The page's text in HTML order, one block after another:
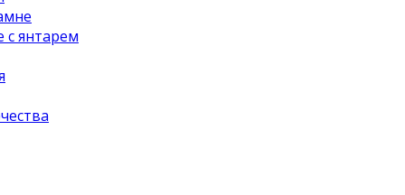
янтарем